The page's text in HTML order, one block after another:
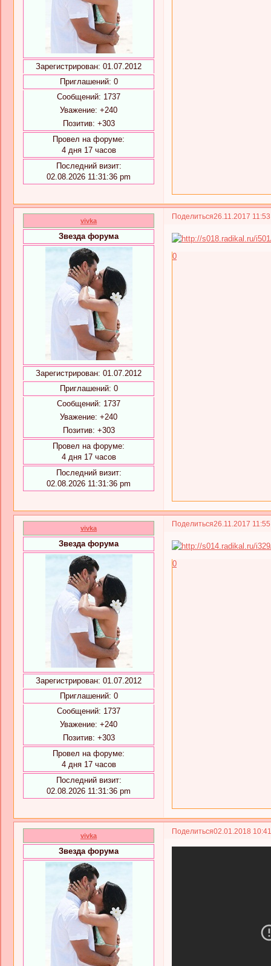
Зарегистрирован: 01.07.2012
Приглашений: 0
Сообщений: 1737
Уважение: +240
Позитив: +303
Провел на форуме:
4 дня 17 часов
Последний визит:
02.08.2026 11:31:36 pm
Поделиться26.11.2017
vivka
Звезда форума
Зарегистрирован: 01.07.2012
Приглашений: 0
Сообщений: 1737
Уважение: +240
Позитив: +303
Провел на форуме:
4 дня 17 часов
Последний визит:
02.08.2026 11:31:36 pm
0
Поделиться26.11.2017
vivka
Звезда форума
Зарегистрирован: 01.07.2012
Приглашений: 0
Сообщений: 1737
Уважение: +240
Позитив: +303
Провел на форуме:
4 дня 17 часов
Последний визит:
02.08.2026 11:31:36 pm
0
Поделиться02.01.2018
vivka
Звезда форума